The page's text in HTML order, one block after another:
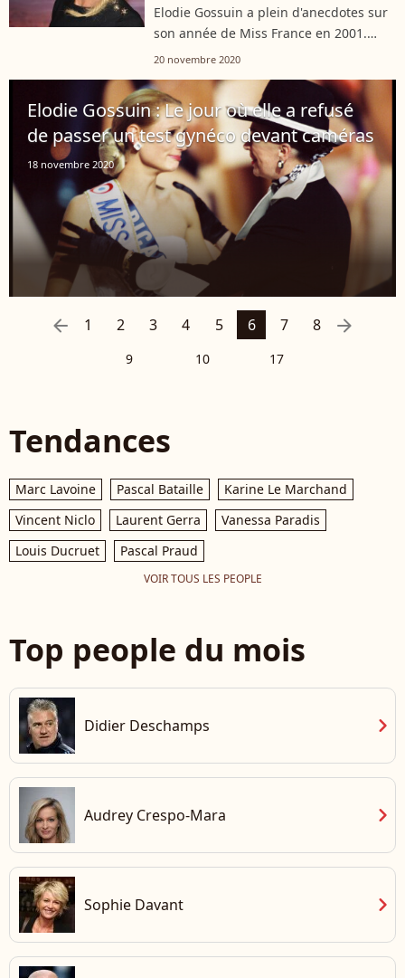
Elodie Gossuin a plein d'anecdotes sur
son année de Miss France en 2001.
L'une d'elles est particulièrement culte,
avec... Leonardo Dicaprio...
20 novembre 2020
Elodie Gossuin : Le jour où elle a refusé
de passer un test gynéco devant caméras
18 novembre 2020
arrow_left 1 2 3 4 5 6 7 8
9 10 17
arrow_right
Tendances
Marc Lavoine Pascal Bataille
Karine Le Marchand
Vincent Niclo
Laurent Gerra
Vanessa Paradis
Louis Ducruet
Pascal Praud
VOIR TOUS LES PEOPLE
Top people du mois
Didier Deschamps chevron_right
Audrey Crespo-Mara chevron_right
Sophie Davant chevron_right